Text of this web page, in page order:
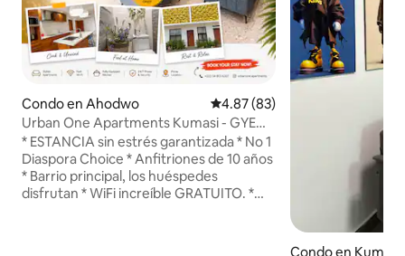
Condo en Ahodwo Calificación promedio: 4.87 de
4.87 (83)
Urban One Apartments Kumasi - GYE
NYAME Estancia corta
* ESTANCIA sin estrés garantizada * No 1
Diaspora Choice * Anfitriones de 10 años
* Barrio principal, los huéspedes
disfrutan * WiFi increíble GRATUITO. *
Condo en Kumasi